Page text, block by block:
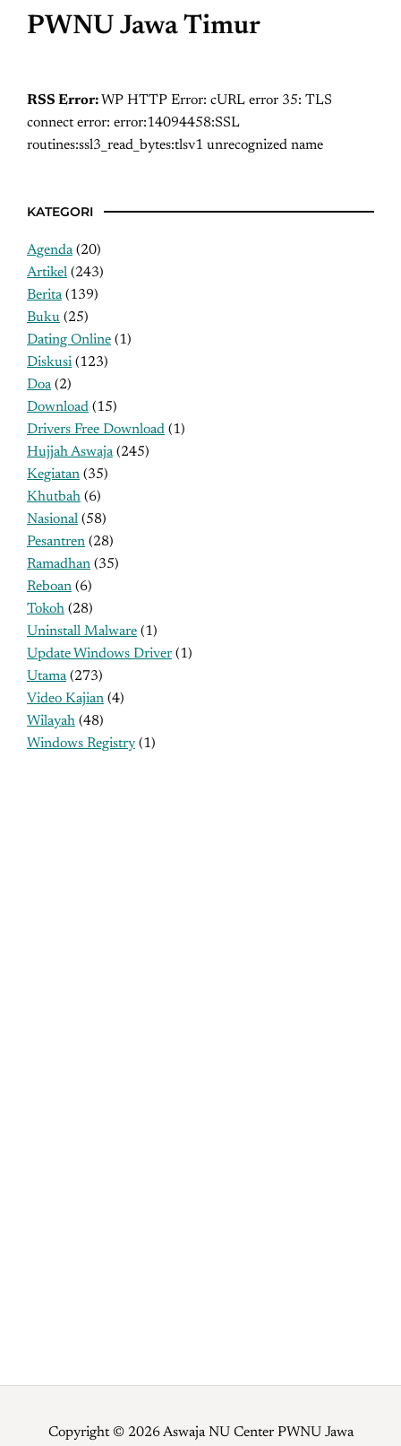
PWNU Jawa Timur
RSS Error: WP HTTP Error: cURL error 35: TLS
connect error: error:14094458:SSL
routines:ssl3_read_bytes:tlsv1 unrecognized name
KATEGORI
Agenda(20)
Artikel (243)
Berita(139)
Buku (25)
Dating Online (1)
Diskusi (123)
Doa(2)
Download (15)
Drivers Free Download (1)
Hujjah Aswaja(245)
Kegiatan (35)
Khutbah (6)
Nasional (58)
Pesantren (28)
Ramadhan (35)
Reboan (6)
Tokoh (28)
Uninstall Malware (1)
Update Windows Driver (1)
Utama(273)
Video Kajian (4)
Wilayah (48)
Windows Registry (1)
Copyright © 2026 Aswaja NU Center PWNU Jawa